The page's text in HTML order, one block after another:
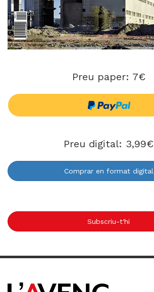
Preu paper: 7€
Preu digital: 3,99€
Comprar en format digital
Subscriu-t'hi